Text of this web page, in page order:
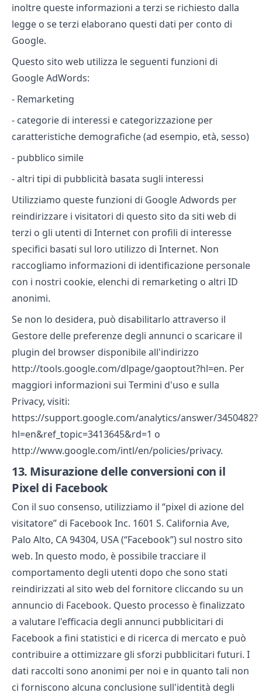
inoltre queste informazioni a terzi se richiesto dalla
legge o se terzi elaborano questi dati per conto di
Google.
Questo sito web utilizza le seguenti funzioni di
Google AdWords:
- Remarketing
- categorie di interessi e categorizzazione per
caratteristiche demografiche (ad esempio, età, sesso)
- pubblico simile
- altri tipi di pubblicità basata sugli interessi
Utilizziamo queste funzioni di Google Adwords per
reindirizzare i visitatori di questo sito da siti web di
terzi o gli utenti di Internet con profili di interesse
specifici basati sul loro utilizzo di Internet. Non
raccogliamo informazioni di identificazione personale
con i nostri cookie, elenchi di remarketing o altri ID
anonimi.
Se non lo desidera, può disabilitarlo attraverso il
Gestore delle preferenze degli annunci o scaricare il
plugin del browser disponibile all'indirizzo
http://tools.google.com/dlpage/gaoptout?hl=en. Per
maggiori informazioni sui Termini d'uso e sulla
Privacy, visiti:
https://support.google.com/analytics/answer/3450482?
hl=en&ref_topic=3413645&rd=1 o
http://www.google.com/intl/en/policies/privacy.
13. Misurazione delle conversioni con il
Pixel di Facebook
Con il suo consenso, utilizziamo il “pixel di azione del
visitatore” di Facebook Inc. 1601 S. California Ave,
Palo Alto, CA 94304, USA (“Facebook”) sul nostro sito
web. In questo modo, è possibile tracciare il
comportamento degli utenti dopo che sono stati
reindirizzati al sito web del fornitore cliccando su un
annuncio di Facebook. Questo processo è finalizzato
a valutare l'efficacia degli annunci pubblicitari di
Facebook a fini statistici e di ricerca di mercato e può
contribuire a ottimizzare gli sforzi pubblicitari futuri. I
dati raccolti sono anonimi per noi e in quanto tali non
ci forniscono alcuna conclusione sull'identità degli